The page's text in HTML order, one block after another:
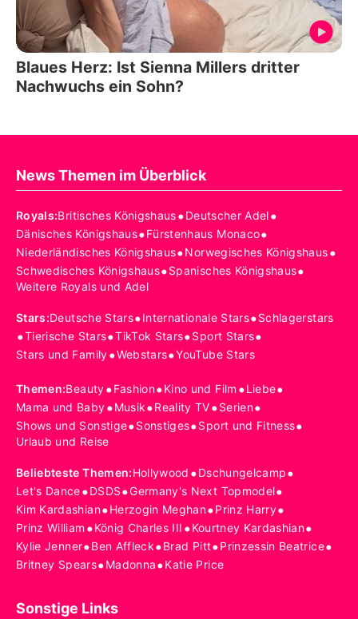
Blaues Herz: Ist Sienna Millers dritter
Nachwuchs ein Sohn?
News Themen im Überblick
Royals:Britisches Königshaus•Deutscher Adel•
Dänisches Königshaus•Fürstenhaus Monaco•
Niederländisches Königshaus•Norwegisches Königshaus•
Schwedisches Königshaus•Spanisches Königshaus•
Weitere Royals und Adel
Stars:Deutsche Stars•Internationale Stars•Schlagerstars
•Tierische Stars•TikTok Stars•Sport Stars•
Stars und Family•Webstars•YouTube Stars
Themen:Beauty•Fashion•Kino und Film •Liebe•
Mama und Baby•Musik•Reality TV•Serien•
Shows und Sonstige•Sonstiges•Sport und Fitness•
Urlaub und Reise
Beliebteste Themen:Hollywood •Dschungelcamp•
Let's Dance•DSDS•Germany's Next Topmodel•
Kim Kardashian•Herzogin Meghan•Prinz Harry•
Prinz William •König Charles III •Kourtney Kardashian•
Kylie Jenner•Ben Affleck•Brad Pitt•Prinzessin Beatrice•
Britney Spears•Madonna•Katie Price
Sonstige Links